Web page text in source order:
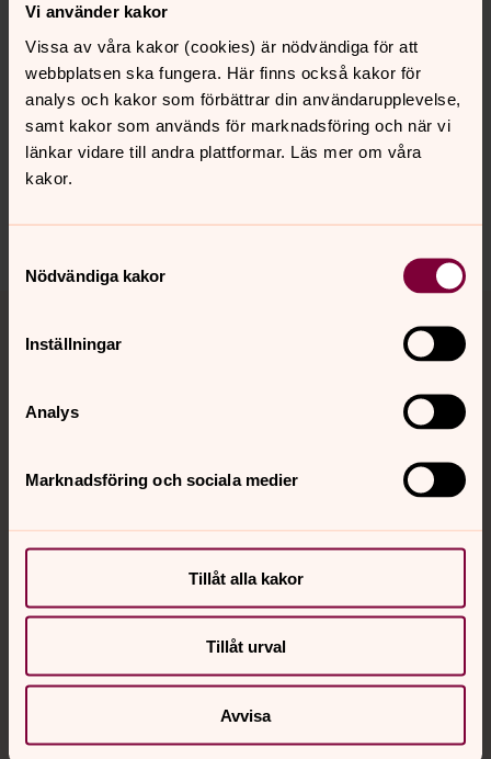
Vi använder kakor
Vissa av våra kakor (cookies) är nödvändiga för att
webbplatsen ska fungera. Här finns också kakor för
analys och kakor som förbättrar din användarupplevelse,
samt kakor som används för marknadsföring och när vi
länkar vidare till andra plattformar. Läs mer om våra
kakor.
Nödvändiga kakor
Inställningar
Analys
Marknadsföring och sociala medier
Tillåt alla kakor
Tillåt urval
Avvisa
Senast ändrad 26 mars 2021
Synpunkter eller frågor på sidans
innehåll?
johannes.forsamling.sthlm@svenskakyrkan.se
Dela
Kontakt
Kalender